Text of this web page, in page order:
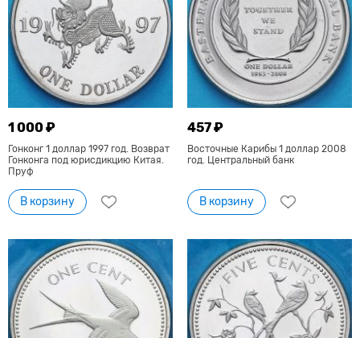
1 000 ₽
Гонконг 1 доллар 1997 год. Возврат
Гонконга под юрисдикцию Китая.
Пруф
В корзину
457 ₽
Восточные Карибы 1 доллар 2008
год. Центральный банк
В корзину